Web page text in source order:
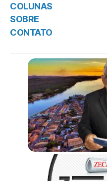
COLUNAS
SOBRE
CONTATO